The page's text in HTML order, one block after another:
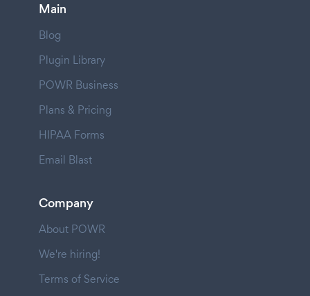
Main
Blog
Plugin Library
POWR Business
Plans & Pricing
HIPAA Forms
Email Blast
Company
About POWR
We're hiring!
Terms of Service